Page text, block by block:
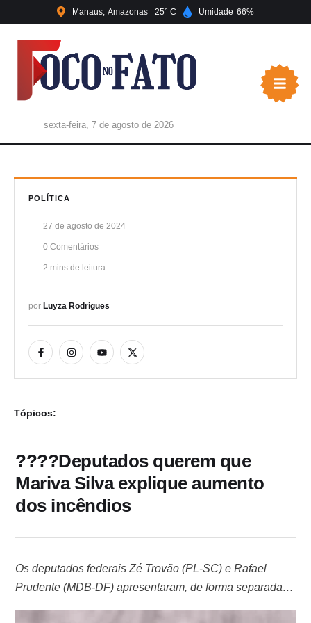
Manaus Amazonas 25 Umidade 66
sexta-feira, 7 de agosto de 2026
POLÍTICA
27 de agosto de 2024
0 Comentários
2 mins de leitura
por Luyza Rodrigues
Tópicos:
????Deputados querem que
Mariva Silva explique aumento
dos incêndios
Os deputados federais Zé Trovão (PL-SC) e Rafael
Prudente (MDB-DF) apresentaram, de forma separada,